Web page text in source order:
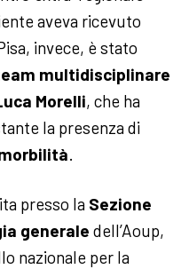
aveva ricevuto
invece, è stato
multidisciplinare
Morelli, che ha
la presenza di
.
presso la Sezione
generale dell’Aoup,
nazionale per la